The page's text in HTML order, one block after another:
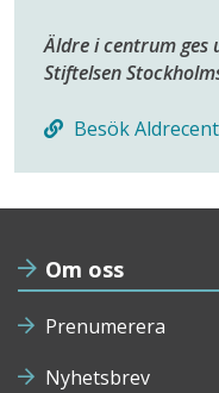
Äldre i centrum ges
Stiftelsen
Besök
Om oss
Prenumerera
Nyhetsbrev